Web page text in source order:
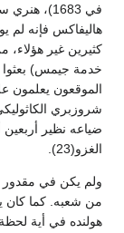
في 1683)،
هاليفاكس فإنه لم
كثيرين غير
الموقعون يعلمون
شروزبري
ضياعه نظير أربعين
الغزو(23).
ولم يكن في مقدور
من شعبه. كما كان
هولنده في أية